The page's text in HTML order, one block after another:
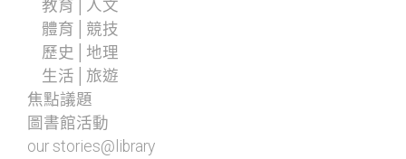
教育│人文
體育│競技
歷史│地理
生活│旅遊
焦點議題
圖書館活動
our stories@library